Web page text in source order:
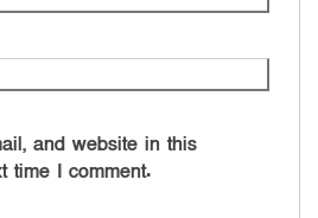
and website in this
time I comment.